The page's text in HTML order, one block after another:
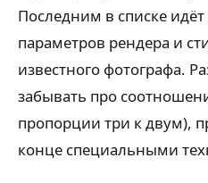
Последним в списке
параметров рендера и
известного фотографа.
забывать про
пропорции три к двум),
конце специальными